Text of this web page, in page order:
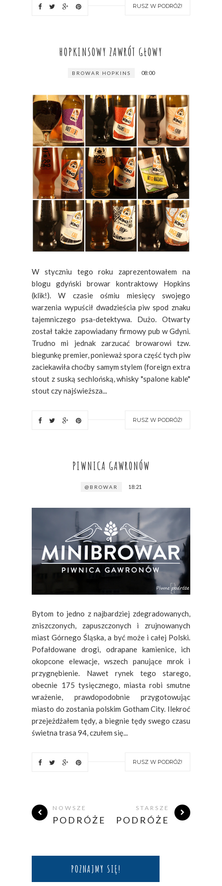
RUSZ W PODRÓŻ!
HOPKINSOWY ZAWRÓT GŁOWY
BROWAR HOPKINS 08:00
W styczniu tego roku zaprezentowałem na
blogu gdyński browar kontraktowy Hopkins
(klik!). W czasie ośmiu miesięcy swojego
warzenia wypuścił dwadzieścia piw spod znaku
tajemniczego psa-detektywa. Dużo. Otwarty
został także zapowiadany firmowy pub w Gdyni.
Trudno mi jednak zarzucać browarowi tzw.
biegunkę premier, ponieważ spora część tych piw
zaciekawiła choćby samym stylem (foreign extra
stout z suską sechlońską, whisky "spalone kable"
stout czy najświeższa...
RUSZ W PODRÓŻ!
PIWNICA GAWRONÓW
@BROWAR 18:21
Bytom to jedno z najbardziej zdegradowanych,
zniszczonych, zapuszczonych i zrujnowanych
miast Górnego Śląska, a być może i całej Polski.
Pofałdowane drogi, odrapane kamienice, ich
okopcone elewacje, wszech panujące mrok i
przygnębienie. Nawet rynek tego starego,
obecnie 175 tysięcznego, miasta robi smutne
wrażenie, prawdopodobnie przygotowując
miasto do zostania polskim Gotham City. Ilekroć
przejeżdżałem tędy, a biegnie tędy swego czasu
świetna trasa 94, czułem się...
RUSZ W PODRÓŻ!
NOWSZE
PODRÓŻE
STARSZE
PODRÓŻE
POZNAJMY SIĘ!